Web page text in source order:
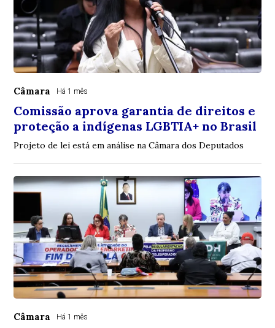
Câmara Há 1 mês
Comissão aprova garantia de direitos e
proteção a indígenas LGBTIA+ no Brasil
Projeto de lei está em análise na Câmara dos Deputados
Câmara Há 1 mês